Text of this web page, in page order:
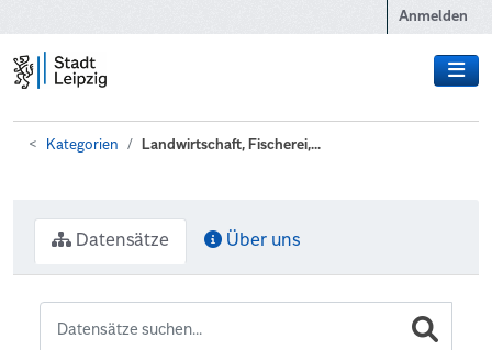
Anmelden
Kategorien Landwirtschaft, Fischerei,...
Datensätze Über uns